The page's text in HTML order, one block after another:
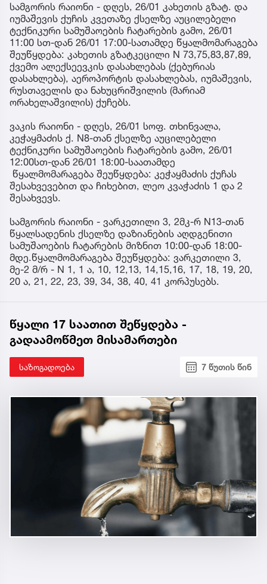
სამგორის რაიონი - დღეს, 26/01 კახეთის გზატ. და
იუმაშევის ქუჩის კვეთაზე ქსელზე აუცილებელი
ტექნიკური სამუშაოების ჩატარების გამო, 26/01
11:00 სთ-დან 26/01 17:00-სათამდე წყალმომარაგება
შეუწყდება: კახეთის გზატკეცილი N 73,75,83,87,89,
ქვემო ალექსეევკის დასახლებას (ქებურიას
დასახლება), აეროპორტის დასახლებას, იუმაშევის,
რუსთაველის და ნახუცრიშვილის (მარიამ
ორახელაშვილის) ქუჩებს.
ვაკის რაიონი - დღეს, 26/01 სოფ. თხინვალა,
კეჭაყმაძის ქ. N8-თან ქსელზე აუცილებელი
ტექნიკური სამუშაოების ჩატარების გამო, 26/01
12:00სთ-დან 26/01 18:00-საათამდე
წყალმომარაგება შეუწყდება: კეჭაყმაძის ქუჩას
შესახვევებით და ჩიხებით, ლეო კვაჭაძის 1 და 2
შესახვევს.
სამგორის რაიონი - ვარკეთილი 3, 2მკ-რ N13-თან
წყალსადენის ქსელზე დაზიანების აღდგენითი
სამუშაოების ჩატარების მიზნით 10:00-დან 18:00-
მდე.წყალმომარაგება შეუწყდება: ვარკეთილი 3,
მე-2 მ/რ - N 1, 1 ა, 10, 12,13, 14,15,16, 17, 18, 19, 20,
20 ა, 21, 22, 23, 39, 34, 38, 40, 41 კორპუსებს.
წყალი 17 საათით შეწყდება -
გადაამოწმეთ მისამართები
საზოგადოება 7 წუთის წინ